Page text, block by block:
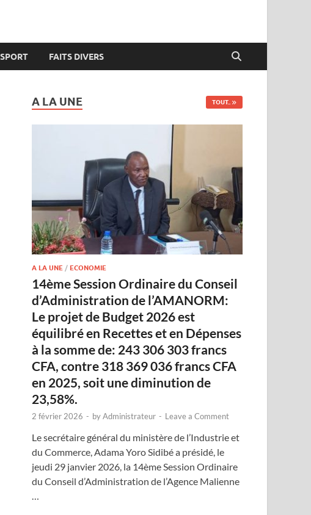
SPORT FAITS DIVERS
A LA UNE TOUT..
A LA UNE /ECONOMIE
14ème Session Ordinaire du Conseil
d’Administration de l’AMANORM:
Le projet de Budget 2026 est
équilibré en Recettes et en Dépenses
à la somme de: 243 306 303 francs
CFA, contre 318 369 036 francs CFA
en 2025, soit une diminution de
23,58%.
2 février 2026 - byAdministrateur - Leave a Comment
Le secrétaire général du ministère de l’Industrie et
du Commerce, Adama Yoro Sidibé a présidé, le
jeudi 29 janvier 2026, la 14ème Session Ordinaire
du Conseil d’Administration de l’Agence Malienne
…